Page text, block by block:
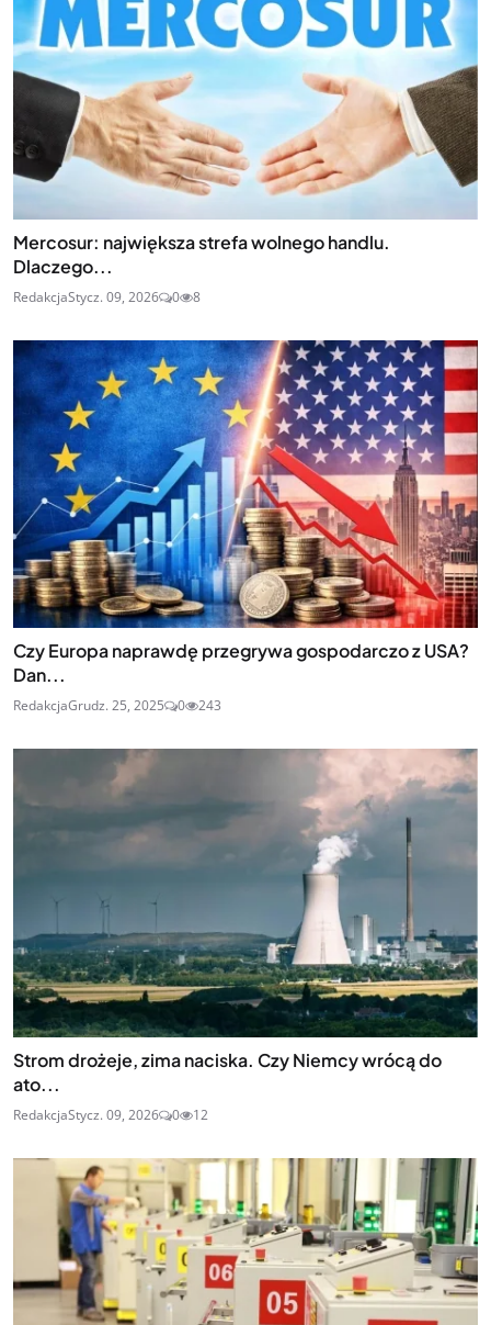
Mercosur: największa strefa wolnego handlu.
Dlaczego...
RedakcjaStycz. 09, 2026 0 8
Czy Europa naprawdę przegrywa gospodarczo z USA?
Dan...
RedakcjaGrudz. 25, 2025 0 243
Strom drożeje, zima naciska. Czy Niemcy wrócą do
ato...
RedakcjaStycz. 09, 2026 0 12